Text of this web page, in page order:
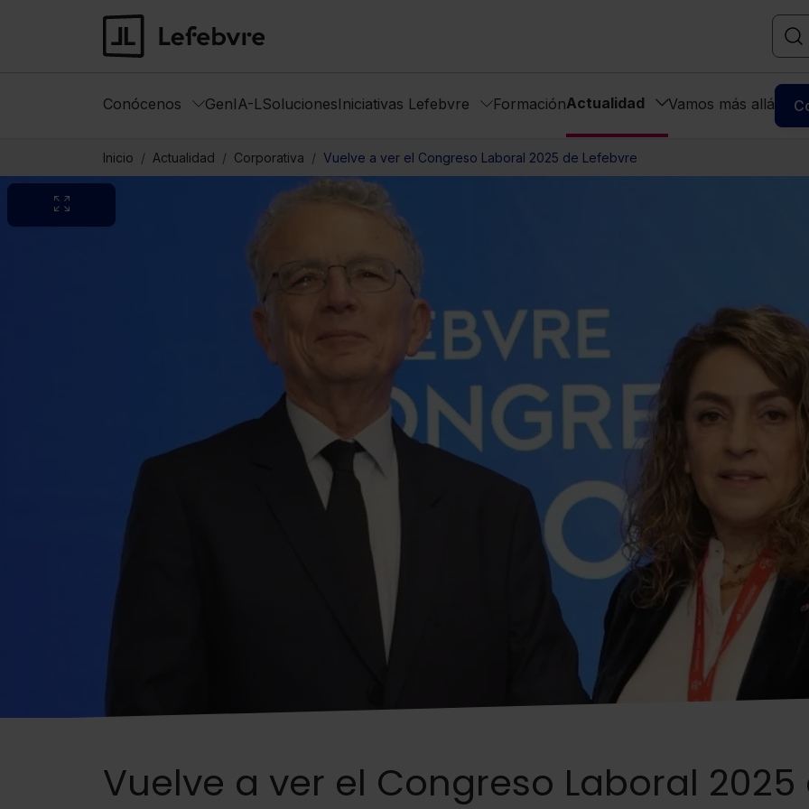
Conócenos GenIA-LSolucionesIniciativas Lefebvre FormaciónActualidad Vamos más allá
Inicio Actualidad Corporativa Vuelve a ver el Congreso Laboral 2025 de Lefebvre
Vuelve a ver el Congreso Laboral 2025